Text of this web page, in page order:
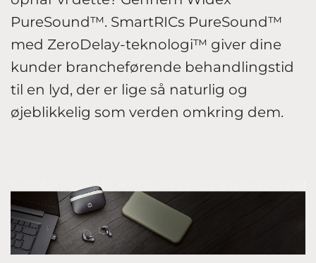
PureSound™. SmartRICs PureSound™
med ZeroDelay-teknologi™ giver dine
kunder brancheførende behandlingstid
til en lyd, der er lige så naturlig og
øjeblikkelig som verden omkring dem.